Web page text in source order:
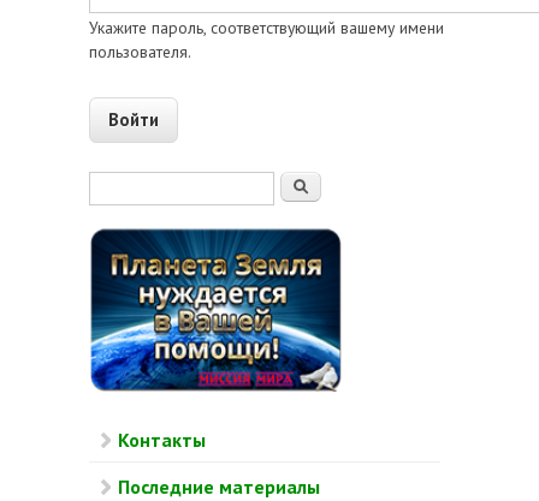
Укажите пароль, соответствующий вашему имени
пользователя.
Поиск
Контакты
Последние материалы